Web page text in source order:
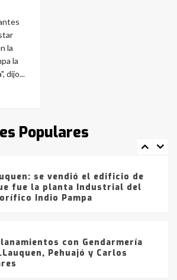
la
la
dijo...
Populares
de Cereales de Bahía
anticipa que Agosto vendrá
y heladas, en gran parte
provincia
detenidos por
de drogas en la
del sábado
se vendió el edificio de
fue la planta Industrial del
Indio Pampa
con Gendarmería
Pehuajó y Carlos